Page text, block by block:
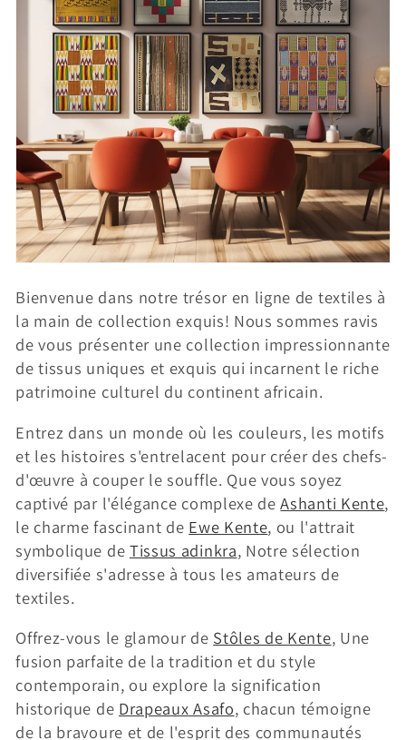
:
Bienvenue dans notre trésor en ligne de textiles à
la main de collection exquis! Nous sommes ravis
de vous présenter une collection impressionnante
de tissus uniques et exquis qui incarnent le riche
patrimoine culturel du continent africain.
Entrez dans un monde où les couleurs, les motifs
et les histoires s'entrelacent pour créer des chefs-
d'œuvre à couper le souffle. Que vous soyez
captivé par l'élégance complexe deAshanti Kente,
le charme fascinant de Ewe Kente, ou l'attrait
symbolique de Tissus adinkra, Notre sélection
diversifiée s'adresse à tous les amateurs de
textiles.
Offrez-vous le glamour de Stôles de Kente, Une
fusion parfaite de la tradition et du style
contemporain, ou explore la signification
historique de Drapeaux Asafo, chacun témoigne
de la bravoure et de l'esprit des communautés